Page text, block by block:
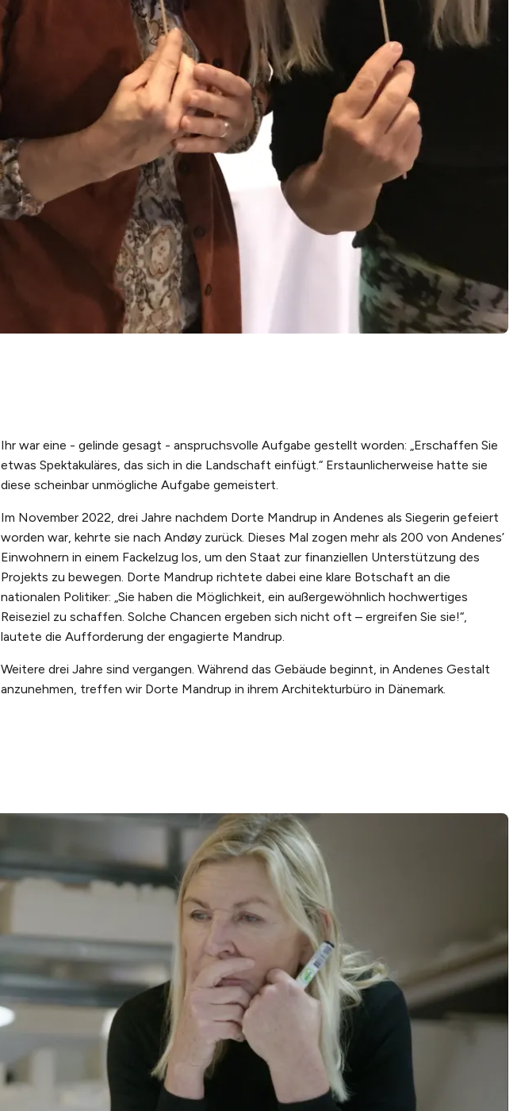
Ihr war eine - gelinde gesagt - anspruchsvolle Aufgabe gestellt worden: „Erschaffen Sie
etwas Spektakuläres, das sich in die Landschaft einfügt.“ Erstaunlicherweise hatte sie
diese scheinbar unmögliche Aufgabe gemeistert.
Im November 2022, drei Jahre nachdem Dorte Mandrup in Andenes als Siegerin gefeiert
worden war, kehrte sie nach Andøy zurück. Dieses Mal zogen mehr als 200 von Andenes’
Einwohnern in einem Fackelzug los, um den Staat zur finanziellen Unterstützung des
Projekts zu bewegen. Dorte Mandrup richtete dabei eine klare Botschaft an die
nationalen Politiker: „Sie haben die Möglichkeit, ein außergewöhnlich hochwertiges
Reiseziel zu schaffen. Solche Chancen ergeben sich nicht oft – ergreifen Sie sie!“,
lautete die Aufforderung der engagierte Mandrup.
Weitere drei Jahre sind vergangen. Während das Gebäude beginnt, in Andenes Gestalt
anzunehmen, treffen wir Dorte Mandrup in ihrem Architekturbüro in Dänemark.